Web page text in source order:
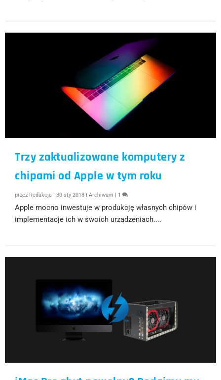
Trzy zaktualizowane komputery z
chipami od Apple w tym roku
przez Redakcja |30 sty 2018 |Archiwum 1
Apple mocno inwestuje w produkcję własnych chipów i
implementacje ich w swoich urządzeniach....